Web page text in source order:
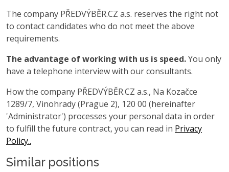
The company PŘEDVÝBĚR.CZ a.s. reserves the right not
to contact candidates who do not meet the above
requirements.
The advantage of working with us is speed.You only
have a telephone interview with our consultants.
How the company PŘEDVÝBĚR.CZ a.s., Na Kozačce
1289/7, Vinohrady (Prague 2), 120 00 (hereinafter
'Administrator') processes your personal data in order
to fulfill the future contract, you can read in Privacy
Policy..
Similar positions